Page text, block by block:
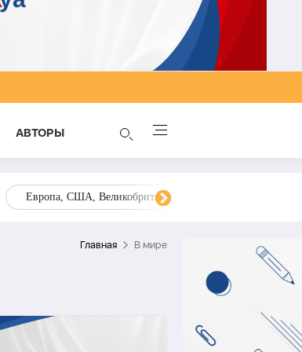
AВТОРЫ
Европа, США, Великобритания, Украина, Запад,
Главная В мире